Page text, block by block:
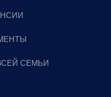
СЕМЬИ